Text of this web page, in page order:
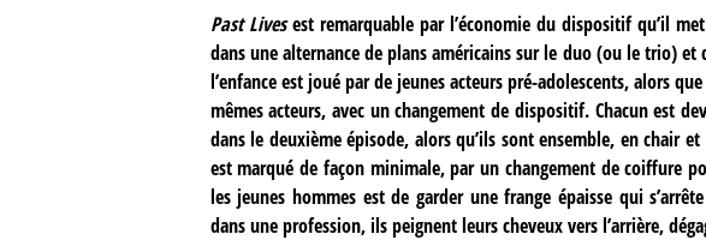
Past Livesest remarquable par l’économie du dispositif qu’il
dans une alternance de plans américains sur le duo (ou le trio) et
l’enfance est joué par de jeunes acteurs pré-adolescents, alors
mêmes acteurs, avec un changement de dispositif. Chacun est
dans le deuxième épisode, alors qu’ils sont ensemble, en chair
est marqué de façon minimale, par un changement de coiffure
les jeunes hommes est de garder une frange épaisse qui
dans une profession, ils peignent leurs cheveux vers l’arrière,